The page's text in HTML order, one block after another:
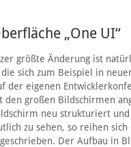
„One UI“
größte Änderung ist
sich zum Beispiel in
der eigenen
den großen Bildschirmen
neu strukturiert
zu sehen, so reihen
geschrieben. Der Aufbau in